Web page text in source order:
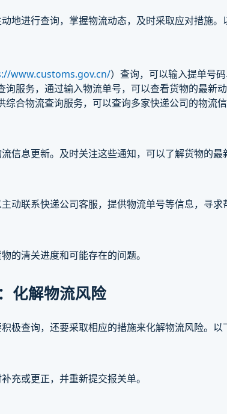
地进行查询，掌握物流动态，及时采取应对措施。
www.customs.gov.cn/）查询，可以输入提单号
服务，通过输入物流单号，可以查看货物的最新动
合物流查询服务，可以查询多家快递公司的物流信
信息更新。及时关注这些通知，可以了解货物的最
动联系快递公司客服，提供物流单号等信息，寻求
的清关进度和可能存在的问题。
化解物流风险
极查询，还要采取相应的措施来化解物流风险。以
充或更正，并重新提交报关单。